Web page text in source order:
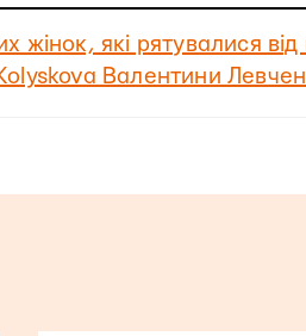
жінок, які рятувалися
Валентини